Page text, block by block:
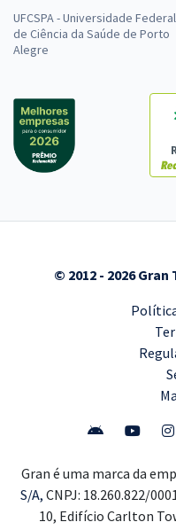
UFCSPA - Universidade Federal
de Ciência da Saúde de Porto
Alegre
© 2012 - 2026
Gran é uma marca da
S/A, CNPJ: 18.260.822/
10, Edifício Carlton